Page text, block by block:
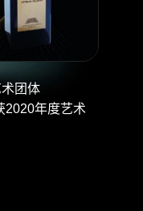
团体
2020年度艺术